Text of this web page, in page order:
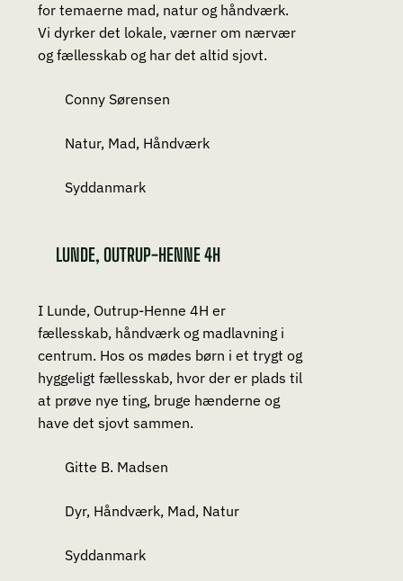
for temaerne mad, natur og håndværk.
Vi dyrker det lokale, værner om nærvær
og fællesskab og har det altid sjovt.
Natur, Mad, Håndværk
Conny Sørensen
Syddanmark
LUNDE, OUTRUP-HENNE 4H
I Lunde, Outrup-Henne 4H er
fællesskab, håndværk og madlavning i
centrum. Hos os mødes børn i et trygt og
hyggeligt fællesskab, hvor der er plads til
at prøve nye ting, bruge hænderne og
have det sjovt sammen.
Dyr, Håndværk, Mad, Natur
Gitte B. Madsen
Syddanmark